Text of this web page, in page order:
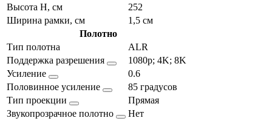
Высота H, см
252
Ширина рамки, см
1,5 см
Полотно
Тип полотна
ALR
Поддержка разрешения
1080p; 4K; 8K
Усиление
0.6
Половинное усиление
85 градусов
Тип проекции
Прямая
Звукопрозрачное полотно
Нет